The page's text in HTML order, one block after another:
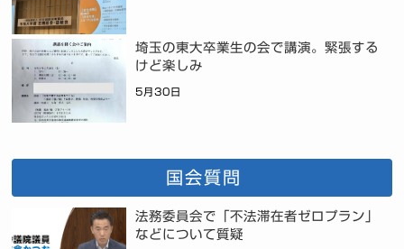
埼玉の東大卒業生の会で講演。緊張する
けど楽しみ
5月30日
国会質問
法務委員会で「不法滞在者ゼロプラン」
などについて質疑